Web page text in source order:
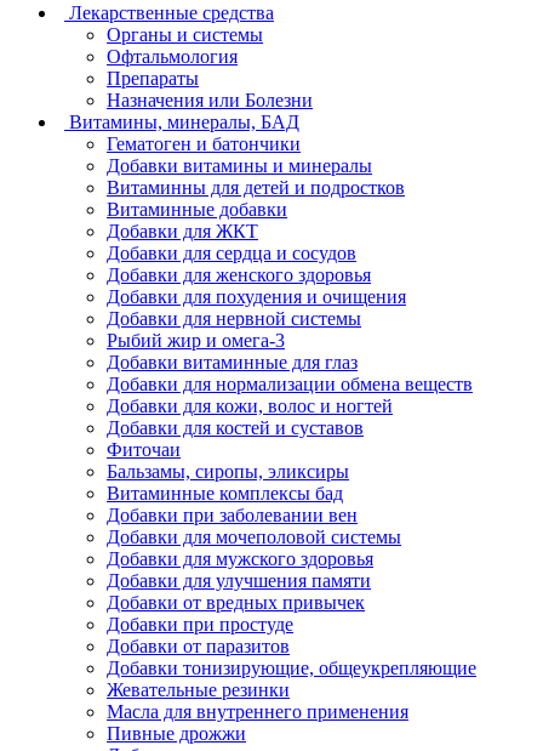
Лекарственные средства
Органы и системы
Офтальмология
Препараты
Назначения или Болезни
Витамины, минералы, БАД
Гематоген и батончики
Добавки витамины и минералы
Витаминны для детей и подростков
Витаминные добавки
Добавки для ЖКТ
Добавки для сердца и сосудов
Добавки для женского здоровья
Добавки для похудения и очищения
Добавки для нервной системы
Рыбий жир и омега-3
Добавки витаминные для глаз
Добавки для нормализации обмена веществ
Добавки для кожи, волос и ногтей
Добавки для костей и суставов
Фиточаи
Бальзамы, сиропы, эликсиры
Витаминные комплексы бад
Добавки при заболевании вен
Добавки для мочеполовой системы
Добавки для мужского здоровья
Добавки для улучшения памяти
Добавки от вредных привычек
Добавки при простуде
Добавки от паразитов
Добавки тонизирующие, общеукрепляющие
Жевательные резинки
Масла для внутреннего применения
Пивные дрожжи